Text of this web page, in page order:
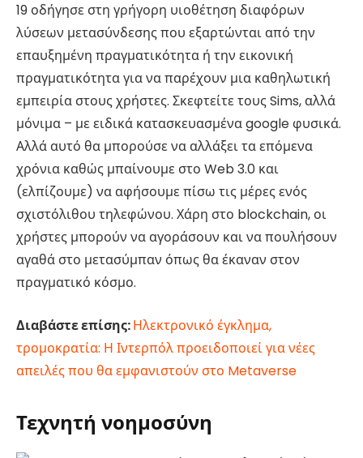
19 οδήγησε στη γρήγορη υιοθέτηση διαφόρων
λύσεων μετασύνδεσης που εξαρτώνται από την
επαυξημένη πραγματικότητα ή την εικονική
πραγματικότητα για να παρέχουν μια καθηλωτική
εμπειρία στους χρήστες. Σκεφτείτε τους Sims, αλλά
μόνιμα – με ειδικά κατασκευασμένα google φυσικά.
Αλλά αυτό θα μπορούσε να αλλάξει τα επόμενα
χρόνια καθώς μπαίνουμε στο Web 3.0 και
(ελπίζουμε) να αφήσουμε πίσω τις μέρες ενός
σχιστόλιθου τηλεφώνου. Χάρη στο blockchain, οι
χρήστες μπορούν να αγοράσουν και να πουλήσουν
αγαθά στο μετασύμπαν όπως θα έκαναν στον
πραγματικό κόσμο.
Διαβάστε επίσης:Ηλεκτρονικό έγκλημα,
τρομοκρατία: Η Ιντερπόλ προειδοποιεί για νέες
απειλές που θα εμφανιστούν στο Metaverse
Τεχνητή νοημοσύνη